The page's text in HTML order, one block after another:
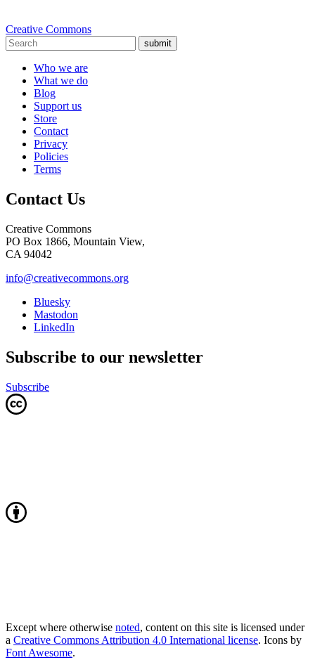
Creative Commons
submit
Who we are
What we do
Blog
Support us
Store
Contact
Privacy
Policies
Terms
Contact Us
Creative Commons
PO Box 1866, Mountain View,
CA 94042
info@creativecommons.org
Bluesky
Mastodon
LinkedIn
Subscribe to our newsletter
Subscribe
Except where otherwise noted, content on this site is licensed under
a Creative Commons Attribution 4.0 International license. Icons by
Font Awesome.